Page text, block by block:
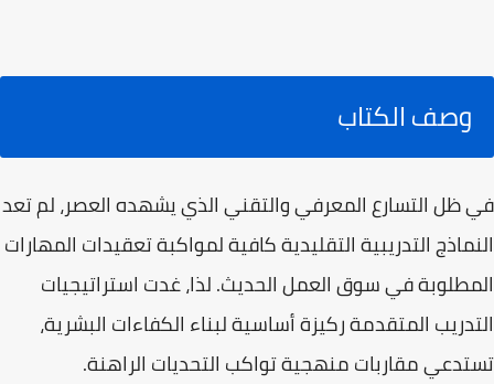
وصف الكتاب
في ظل التسارع المعرفي والتقني الذي يشهده العصر، لم تعد
النماذج التدريبية التقليدية كافية لمواكبة تعقيدات المهارات
المطلوبة في سوق العمل الحديث. لذا، غدت استراتيجيات
التدريب المتقدمة ركيزة أساسية لبناء الكفاءات البشرية،
تستدعي مقاربات منهجية تواكب التحديات الراهنة.